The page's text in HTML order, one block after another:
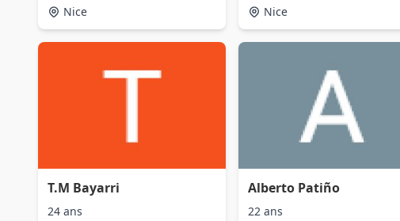
Nice
Nice
T.M Bayarri
24 ans
Alberto Patiño
22 ans